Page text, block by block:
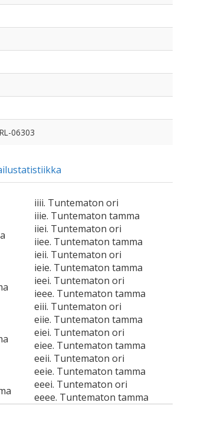
06303
iiii. Tuntematon ori
iiie. Tuntematon tamma
iiei. Tuntematon ori
iiee. Tuntematon tamma
ieii. Tuntematon ori
ieie. Tuntematon tamma
ieei. Tuntematon ori
ieee. Tuntematon tamma
eiii. Tuntematon ori
eiie. Tuntematon tamma
eiei. Tuntematon ori
eiee. Tuntematon tamma
eeii. Tuntematon ori
eeie. Tuntematon tamma
eeei. Tuntematon ori
eeee. Tuntematon tamma